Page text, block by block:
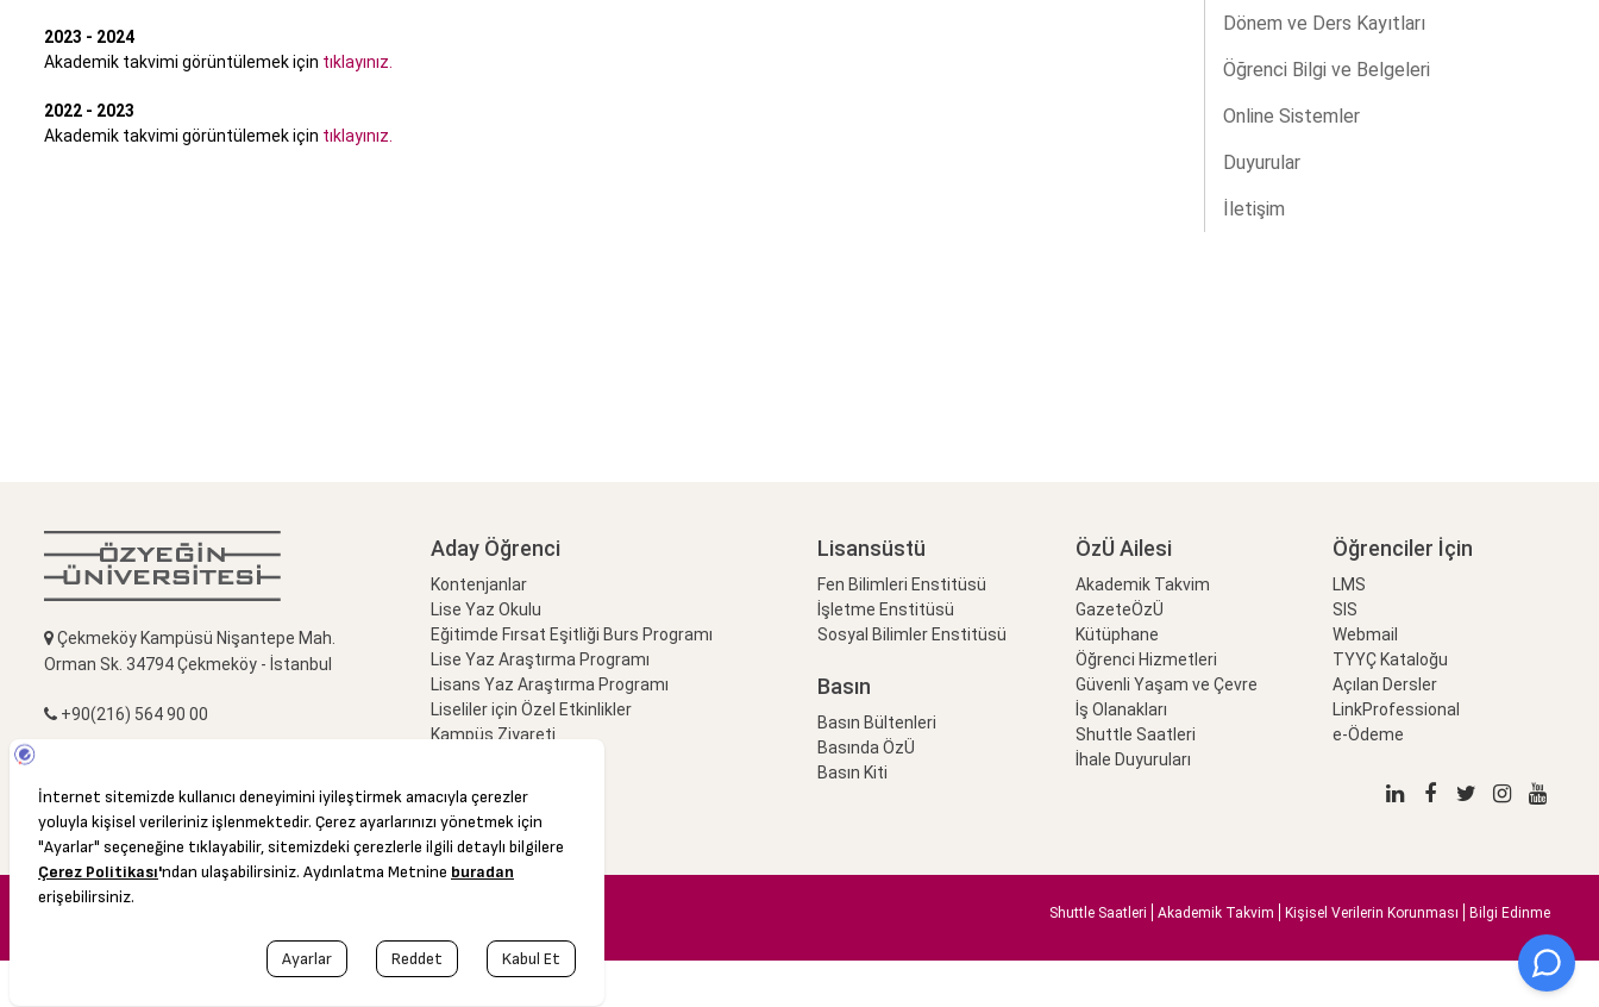
2023 - 2024
Akademik takvimi görüntülemek için tıklayınız.
2022 - 2023
Akademik takvimi görüntülemek için tıklayınız.
Dönem ve Ders Kayıtları
Öğrenci Bilgi ve Belgeleri
Online Sistemler
Duyurular
İletişim
Çekmeköy Kampüsü Nişantepe Mah.
Orman Sk. 34794 Çekmeköy - İstanbul
+90(216) 564 90 00
info@ozyegin.edu.tr
Aday Öğrenci
Kontenjanlar
Lise Yaz Okulu
Eğitimde Fırsat Eşitliği Burs Programı
Lise Yaz Araştırma Programı
Lisans Yaz Araştırma Programı
Liseliler için Özel Etkinlikler
Kampüs Ziyareti
Lisansüstü
Fen Bilimleri Enstitüsü
İşletme Enstitüsü
Sosyal Bilimler Enstitüsü
Basın
Basın Bültenleri
Basında ÖzÜ
Basın Kiti
ÖzÜ Ailesi
Akademik Takvim
GazeteÖzÜ
Kütüphane
Öğrenci Hizmetleri
Güvenli Yaşam ve Çevre
İş Olanakları
Shuttle Saatleri
İhale Duyuruları
Öğrenciler İçin
LMS
SIS
Webmail
TYYÇ Kataloğu
Açılan Dersler
LinkProfessional
e-Ödeme
© 2016 Özyeğin Üniversitesi Shuttle Saatleri Akademik Takvim Kişisel Verilerin Korunması Bilgi Edinme